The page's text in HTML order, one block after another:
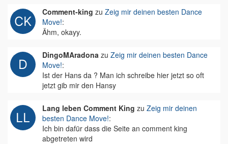
Comment-king zu Zeig mir deinen besten Dance
Move!:
Ähm, okayy.
DingoMAradona zu Zeig mir deinen besten Dance
Move!:
Ist der Hans da ? Man ich schreibe hier jetzt so oft
jetzt gib mir den Hansy
Lang leben Comment King zu Zeig mir deinen
besten Dance Move!:
Ich bin dafür dass die Seite an comment king
abgetreten wird